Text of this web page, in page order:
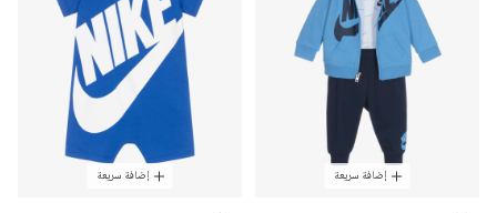
إضافة سريعة إضافة سريعة